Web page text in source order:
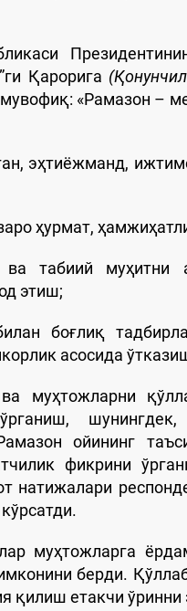
Қарорига
мувофиқ: «Рамазон –
эҳтиёжманд,
ҳурмат,
табиий муҳитни
этиш;
боғлиқ
асосида
муҳтожларни
ойининг
фикрини
натижалари
муҳтожларга
берди.
қилиш етакчи ўринни